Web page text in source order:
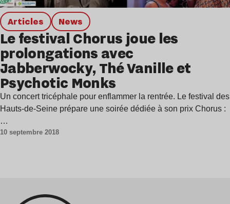
Articles news
Le festival Chorus joue les
prolongations avec
Jabberwocky, Thé Vanille et
Psychotic Monks
Un concert tricéphale pour enflammer la rentrée. Le festival des
Hauts-de-Seine prépare une soirée dédiée à son prix Chorus :
…
10 septembre 2018